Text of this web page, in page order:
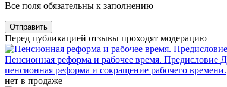
Все поля обязательны к заполнению
Отправить
Перед публикацией отзывы проходят модерацию
Пенсионная реформа и рабочее время.
пенсионная реформа и сокращение рабочего времени.
нет в продаже